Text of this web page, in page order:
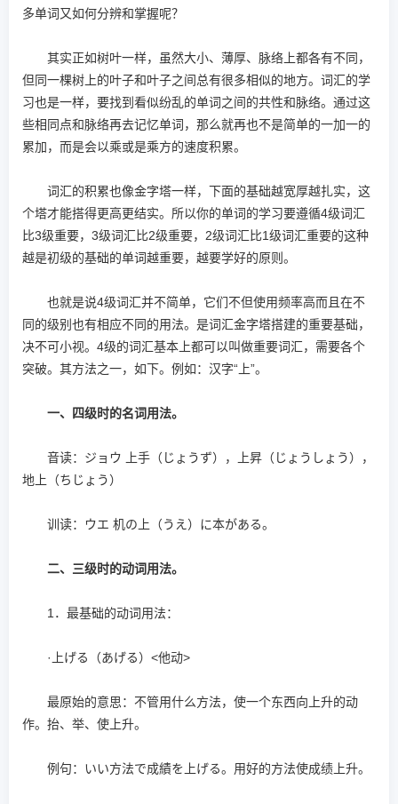
多单词又如何分辨和掌握呢？
其实正如树叶一样，虽然大小、薄厚、脉络上都各有不同，
但同一棵树上的叶子和叶子之间总有很多相似的地方。词汇的学
习也是一样，要找到看似纷乱的单词之间的共性和脉络。通过这
些相同点和脉络再去记忆单词，那么就再也不是简单的一加一的
累加，而是会以乘或是乘方的速度积累。
词汇的积累也像金字塔一样，下面的基础越宽厚越扎实，这
个塔才能搭得更高更结实。所以你的单词的学习要遵循4级词汇
比3级重要，3级词汇比2级重要，2级词汇比1级词汇重要的这种
越是初级的基础的单词越重要，越要学好的原则。
也就是说4级词汇并不简单，它们不但使用频率高而且在不
同的级别也有相应不同的用法。是词汇金字塔搭建的重要基础，
决不可小视。4级的词汇基本上都可以叫做重要词汇，需要各个
突破。其方法之一，如下。例如：汉字“上”。
一、四级时的名词用法。
音读：ジョウ 上手（じょうず），上昇（じょうしょう），
地上（ちじょう）
训读：ウエ 机の上（うえ）に本がある。
二、三级时的动词用法。
1．最基础的动词用法：
·上げる（あげる）<他动>
最原始的意思：不管用什么方法，使一个东西向上升的动
作。抬、举、使上升。
例句：いい方法で成績を上げる。用好的方法使成绩上升。